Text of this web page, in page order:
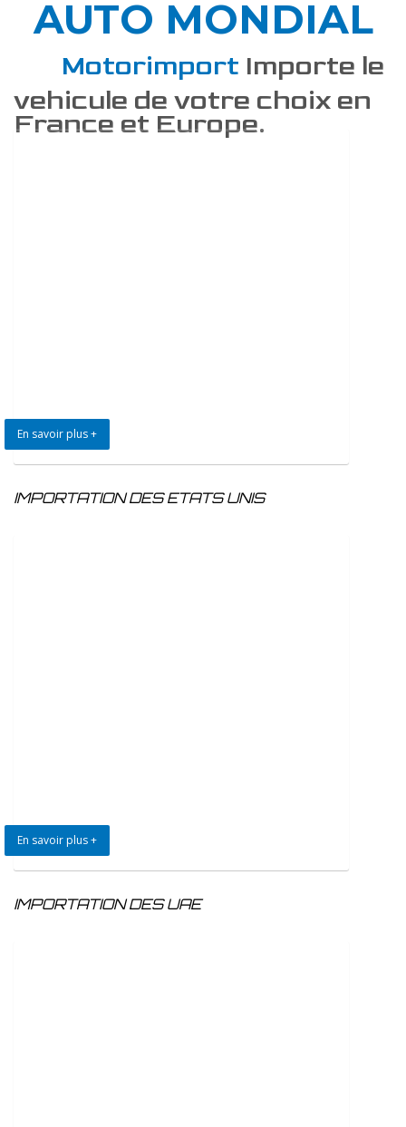
DÉCOUVREZ COMMENT
AUTO MONDIAL
Motorimport Importe le
vehicule de votre choix en
France et Europe.
En savoir plus +
IMPORTATION DES ETATS UNIS
En savoir plus +
IMPORTATION DES UAE